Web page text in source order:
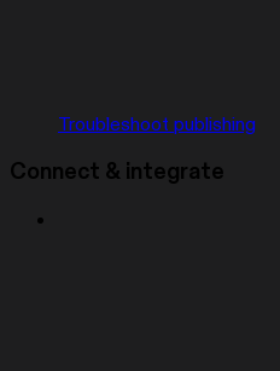
Troubleshoot publishing
Connect & integrate